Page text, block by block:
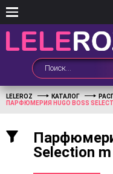
LELEROZ КАТАЛОГ
ПАРФЮМЕРИЯ HUGO BOSS
Selection m